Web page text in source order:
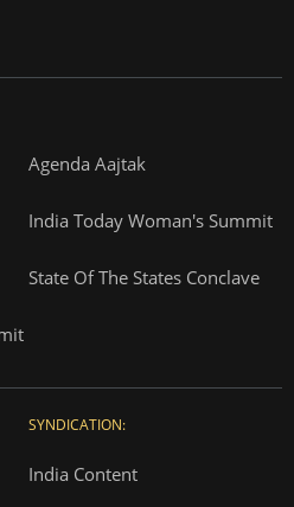
Agenda Aajtak
India Today Woman's Summit
State Of The States Conclave
SYNDICATION:
India Content